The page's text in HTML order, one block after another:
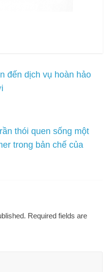
đến dịch vụ hoàn hảo
thói quen sống một
trong bản chế của
Required fields are